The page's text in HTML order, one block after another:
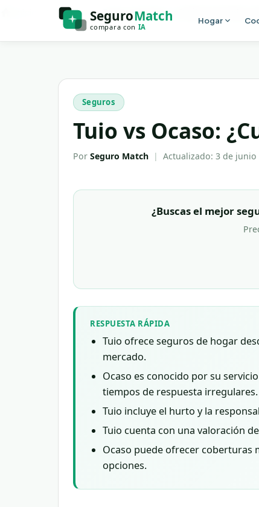
Ir al contenido principal
Hogar
Blog Tuio vs Ocaso: ¿Cuál es el mejor
Seguros
Tuio vs Ocaso:
Por Seguro Match | Actualizado: 3 de junio
¿Buscas el mejor
RESPUESTA RÁPIDA
Tuio ofrece seguros de hogar
mercado.
Ocaso es conocido por su
tiempos de respuesta irregulares.
Tuio incluye el hurto y la
Tuio cuenta con una valoración
Ocaso puede ofrecer coberturas
opciones.